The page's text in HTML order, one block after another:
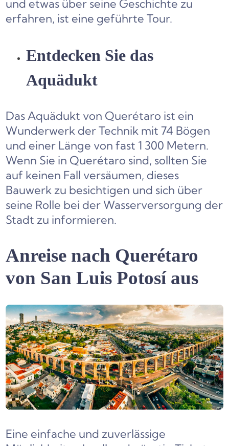
und etwas über seine Geschichte zu
erfahren, ist eine geführte Tour.
Entdecken Sie das
Aquädukt
Das Aquädukt von Querétaro ist ein
Wunderwerk der Technik mit 74 Bögen
und einer Länge von fast 1 300 Metern.
Wenn Sie in Querétaro sind, sollten Sie
auf keinen Fall versäumen, dieses
Bauwerk zu besichtigen und sich über
seine Rolle bei der Wasserversorgung der
Stadt zu informieren.
Anreise nach Querétaro
von San Luis Potosí aus
Eine einfache und zuverlässige